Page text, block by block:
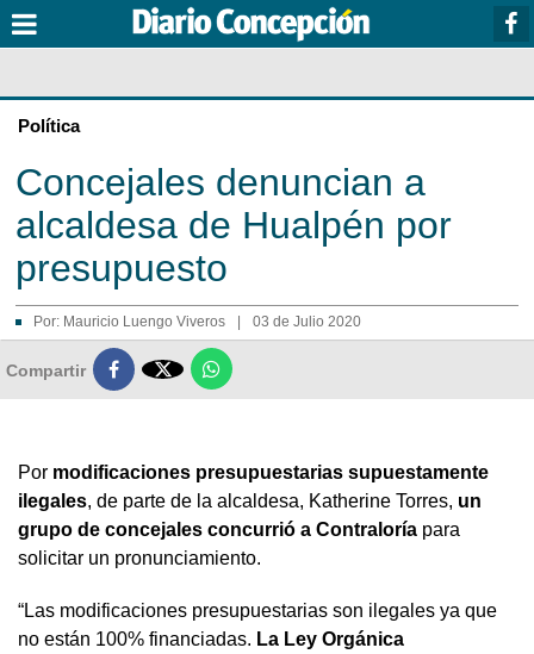
Política
Concejales denuncian a
alcaldesa de Hualpén por
presupuesto
Por: Mauricio Luengo Viveros 03 de Julio 2020
Compartir 
Por modificaciones presupuestarias supuestamente
ilegales, de parte de la alcaldesa, Katherine Torres, un
grupo de concejales concurrió a Contraloría para
solicitar un pronunciamiento.
“Las modificaciones presupuestarias son ilegales ya que
no están 100% financiadas. La Ley Orgánica